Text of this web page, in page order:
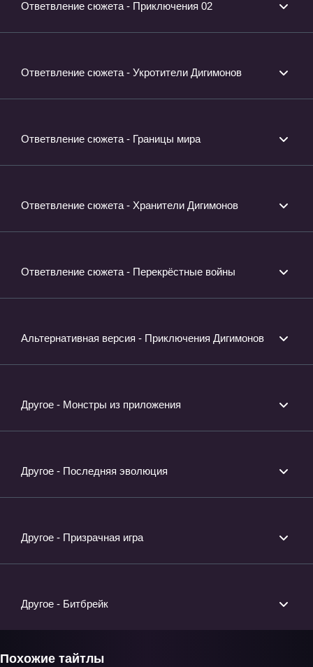
Ответвление сюжета - Приключения 02
Ответвление сюжета - Укротители Дигимонов
Ответвление сюжета - Границы мира
Ответвление сюжета - Хранители Дигимонов
Ответвление сюжета - Перекрёстные войны
Альтернативная версия - Приключения Дигимонов
Другое - Монстры из приложения
Другое - Последняя эволюция
Другое - Призрачная игра
Другое - Битбрейк
Похожие тайтлы